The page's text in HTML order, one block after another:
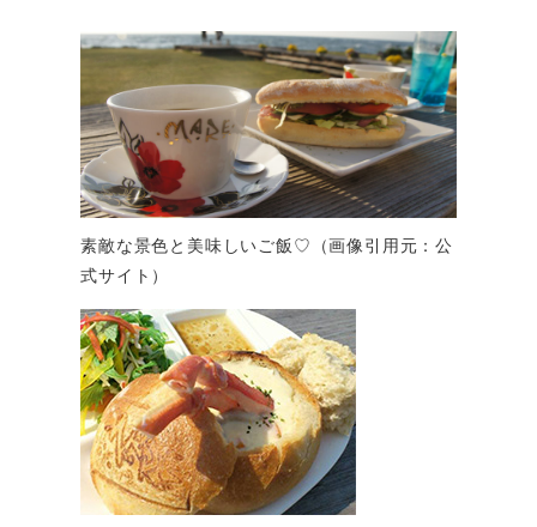
素敵な景色と美味しいご飯♡（画像引用元：公
式サイト）